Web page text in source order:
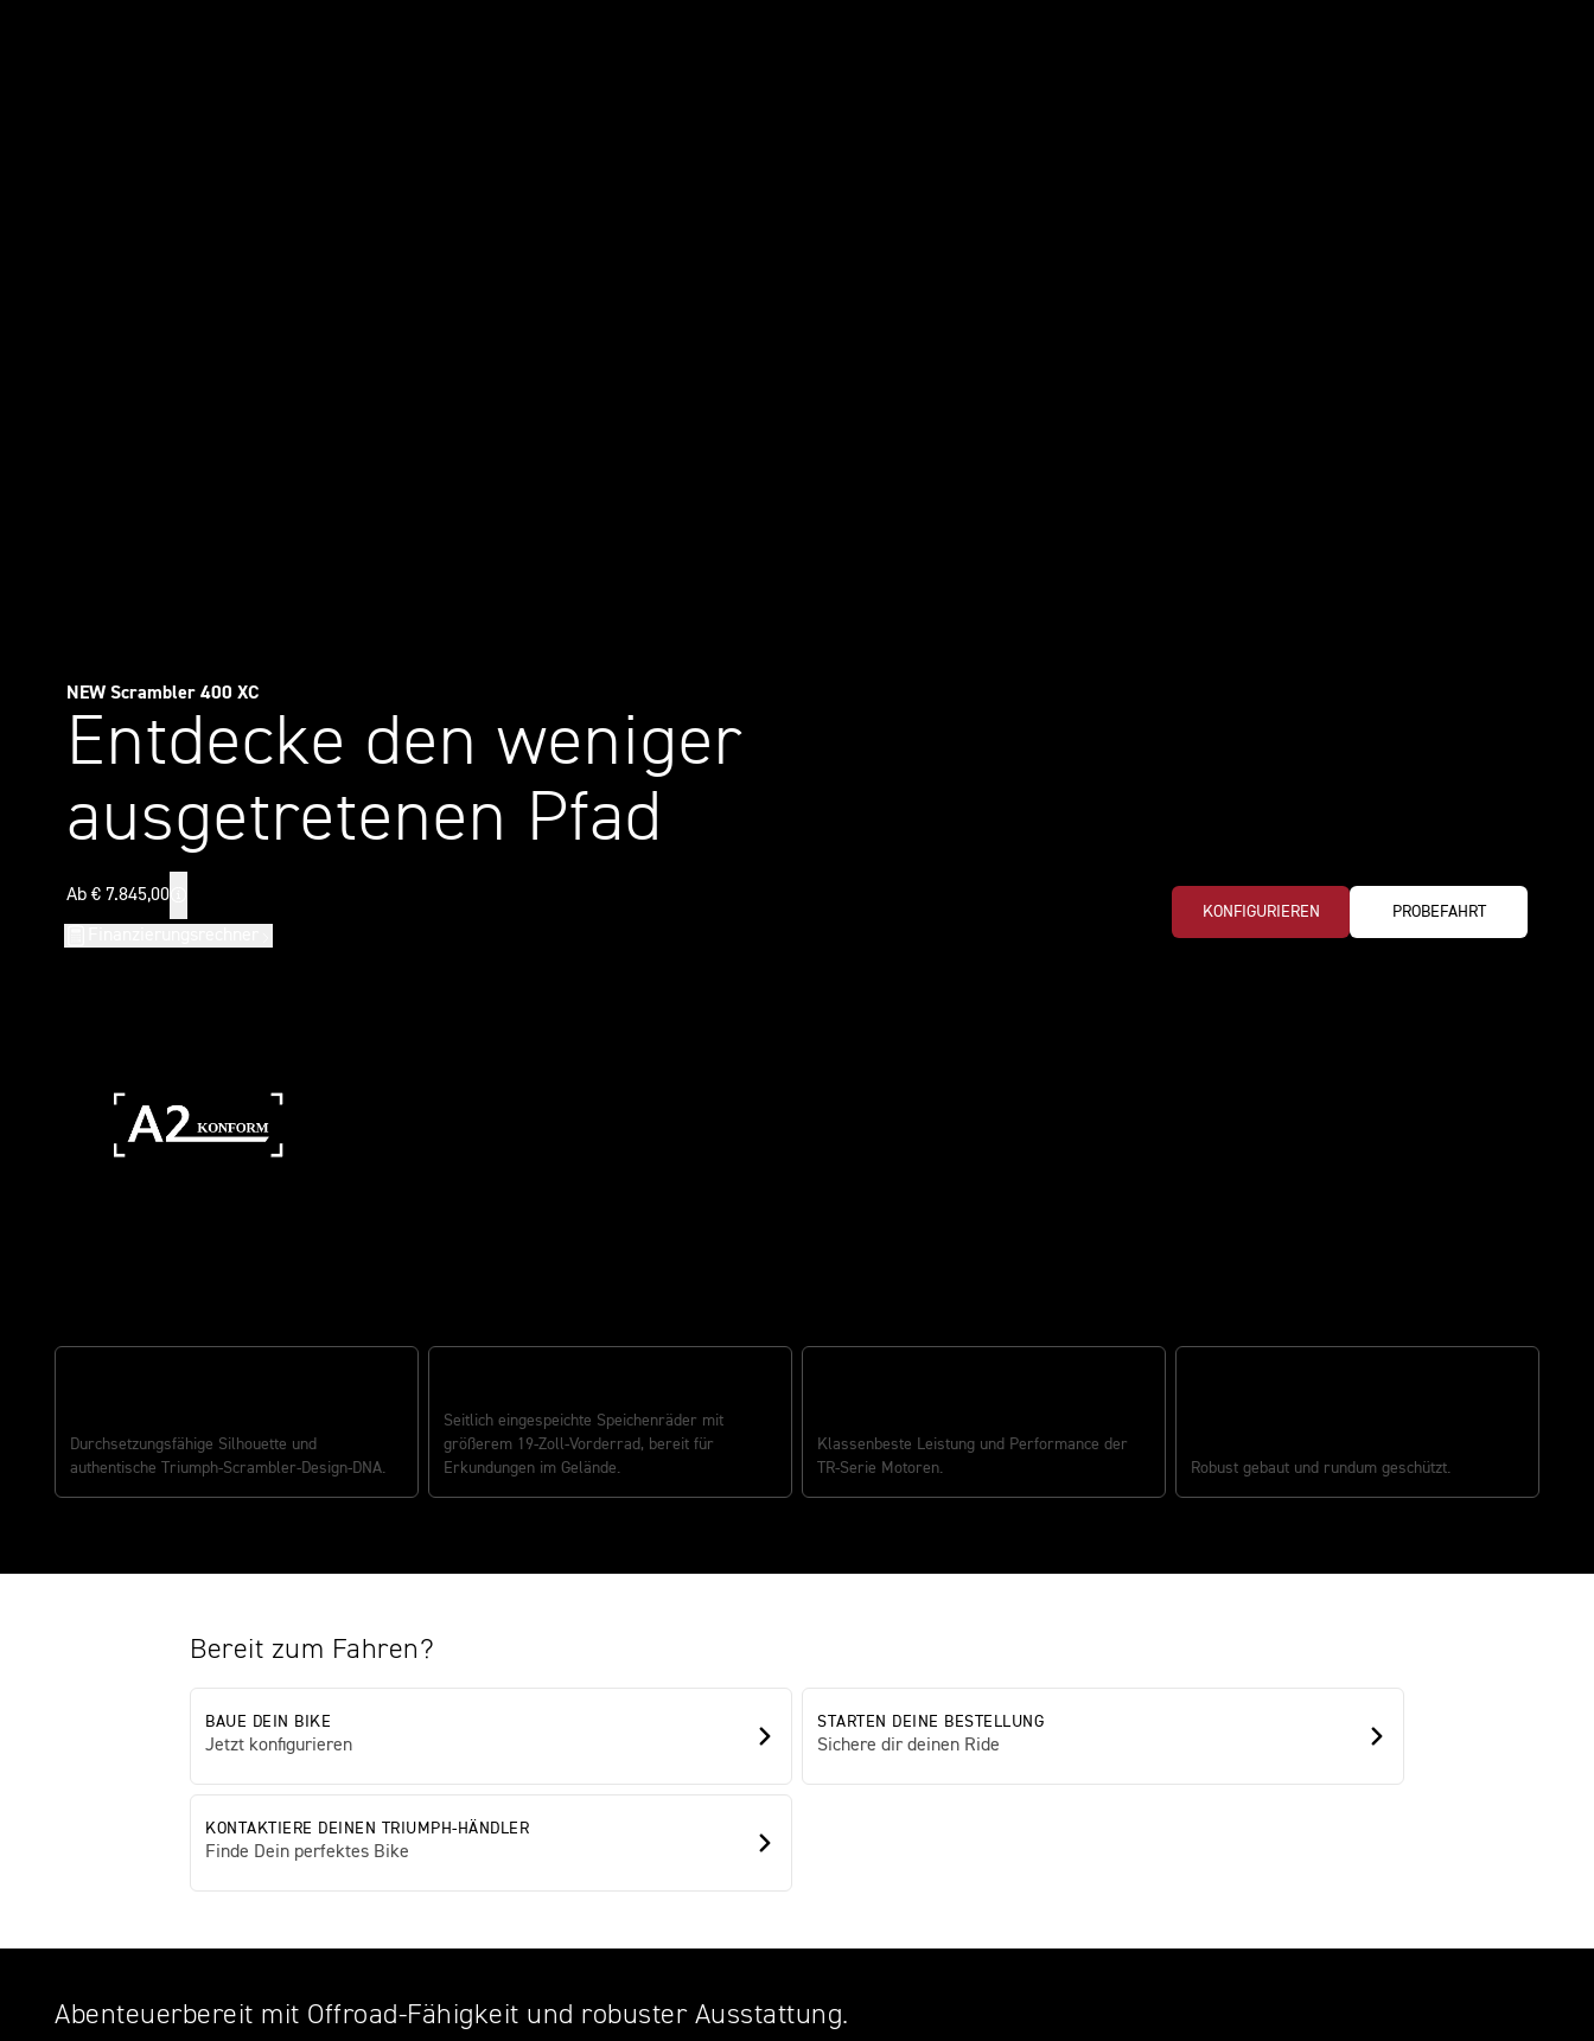
NEW Scrambler 400 XC
Entdecke den weniger
ausgetretenen Pfad
Ab € 7.845,00
KONFIGURIEREN PROBEFAHRT
Durchsetzungsfähige Silhouette und
authentische Triumph-Scrambler-Design-DNA.
Seitlich eingespeichte Speichenräder mit
größerem 19-Zoll-Vorderrad, bereit für
Erkundungen im Gelände.
Klassenbeste Leistung und Performance der
TR-Serie Motoren.
Robust gebaut und rundum geschützt.
Bereit zum Fahren?
BAUE DEIN BIKE
Jetzt konfigurieren
STARTEN DEINE BESTELLUNG
Sichere dir deinen Ride
KONTAKTIERE DEINEN TRIUMPH-HÄNDLER
Finde Dein perfektes Bike
Abenteuerbereit mit Offroad-Fähigkeit und robuster Ausstattung.